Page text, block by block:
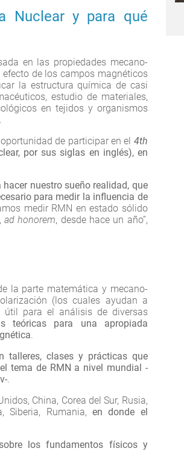
Nuclear y para qué
en las propiedades mecano-
de los campos magnéticos
la estructura química de casi
estudio de materiales,
en tejidos y organismos
de participar en el 4th
por sus siglas en inglés),en
nuestro sueño realidad, que
para medir la influencia de
medir RMN en estado sólido
ad honorem, desde hace un año”,
la parte matemática y mecano-
(los cuales ayudan a
para el análisis de diversas
teóricas para una apropiada
.
talleres, clases y prácticas que
tema de RMN a nivel mundial -
.
China, Corea del Sur, Rusia,
Siberia, Rumania, en donde el
los fundamentos físicos y